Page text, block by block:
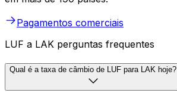
Pagamentos comerciais
LUF a LAK perguntas frequentes
Qual é a taxa de câmbio de LUF para LAK hoje?